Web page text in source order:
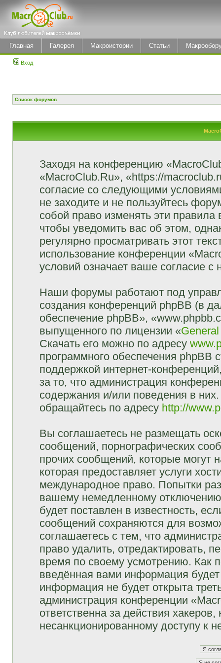
Главная Галерея Макроистории Статьи
Вход
Список форумов
Заходя на конференцию
«MacroClub.Ru», «https://
согласие со следующими
не заходите и не пользуйтесь
собой право изменять эти
чтобы уведомить вас об этом,
регулярно просматривать этот
использование конференции
условий означает ваше согласие с
Наши форумы работают под
создания конференций phpBB (в
обеспечение phpBB»,
выпущенного по лицензии «
Скачать его можно по адресу
программного обеспечения phpBB
поддержкой интернет-
за то, что администрация
содержания и/или поведения в
обращайтесь по адресу http://
Вы соглашаетесь не размещать
сообщений, порнографических
прочих сообщений, которые могут
которая предоставляет услуги
международное право. Попытки
вашему немедленному
будет поставлен в известность,
сообщений сохраняются для
соглашаетесь с тем, что
право удалить, отредактировать,
время по своему усмотрению. Как
введённая вами информация
информация не будет открыта
администрация конференции
ответственна за действия
несанкционированному доступу к